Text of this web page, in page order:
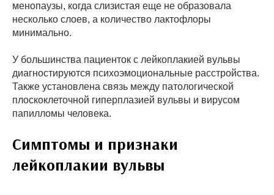
менопаузы, когда слизистая еще не образовала
несколько слоев, а количество лактофлоры
минимально.
У большинства пациенток с лейкоплакией вульвы
диагностируются психоэмоциональные расстройства.
Также установлена связь между патологической
плоскоклеточной гиперплазией вульвы и вирусом
папилломы человека.
Симптомы и признаки
лейкоплакии вульвы